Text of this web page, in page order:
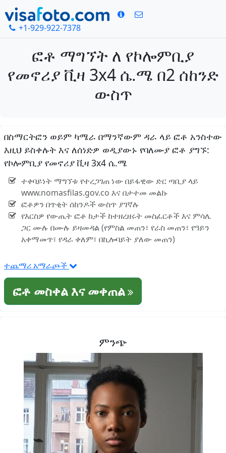
+1-929-922-7378
ፎቶ ማግኘት ለ የኮሎምቢያ
የመኖሪያ ቪዛ 3x4 ሴ.ሜ በ2 ሰከንድ
ውስጥ
በስማርትፎን ወይም ካሜራ በማንኛውም ዳራ ላይ ፎቶ አንስተው
እዚህ ይስቀሉት እና ለሰነድዎ ወዲያውኑ የባለሙያ ፎቶ ያግኙ:
የኮሎምቢያ የመኖሪያ ቪዛ 3x4 ሴ.ሜ
ተቀባይነት ማግኘቱ የተረጋገጠ ነው በይፋዊው ድር ጣቢያ ላይ
www.nomasfilas.gov.co እና በታተመ መልኩ
ፎቶዎን በጥቂት ሰከንዶች ውስጥ ያገኛሉ
የእርስዎ የውጤት ፎቶ ከታች ከተዘረዘሩት መስፈርቶች እና ምሳሌ
ጋር ሙሉ በሙሉ ይዛመዳል (የምስል መጠን፣ የራስ መጠን፣ የዓይን
አቀማመጥ፣ የዳራ ቀለም፣ በኪሎባይት ያለው መጠን)
ተጨማሪ አማራጮች
ፎቶ መስቀል እና መቀጠል
ምንጭ